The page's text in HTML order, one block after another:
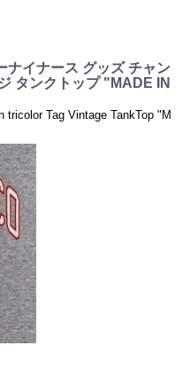
ナイナース グッズ チャン
タンクトップ "MADE IN
tricolor Tag Vintage TankTop "M